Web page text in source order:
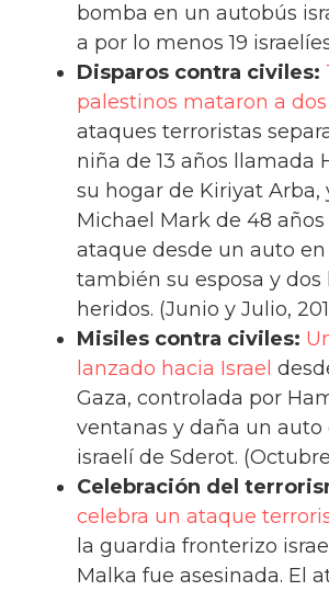
bomba en un autobús
a por lo menos 19
Disparos contra civiles:
palestinos mataron a
ataques terroristas
niña de 13 años llamada
su hogar de Kiriyat Arba,
Michael Mark de 48 años
ataque desde un auto
también su esposa y dos
heridos. (Junio y Julio,
Misiles contra civiles:
lanzado hacia Israel
Gaza, controlada por
ventanas y daña un auto
israelí de Sderot.
Celebración del
celebra un ataque
la guardia fronterizo
Malka fue asesinada. El